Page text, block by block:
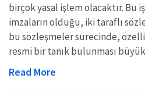
birçok yasal işlem olacaktır. Bu
imzaların olduğu, iki taraflı
bu sözleşmeler sürecinde,
resmi bir tanık bulunması
Read More